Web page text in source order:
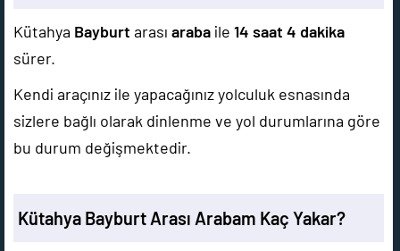
Kütahya Bayburt arası araba ile 14 saat 4 dakika
sürer.
Kendi araçınız ile yapacağınız yolculuk esnasında
sizlere bağlı olarak dinlenme ve yol durumlarına göre
bu durum değişmektedir.
Kütahya Bayburt Arası Arabam Kaç Yakar?